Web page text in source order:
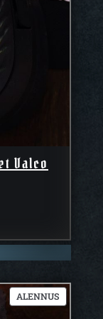
Valco
ALENNUSTUOTE